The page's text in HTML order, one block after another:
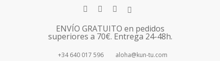
facebookyoutubeinstagram
tiktok
ENVÍO GRATUITO en pedidos
superiores a 70€. Entrega 24-48h.
+34 640 017 596 aloha@kun-tu.com